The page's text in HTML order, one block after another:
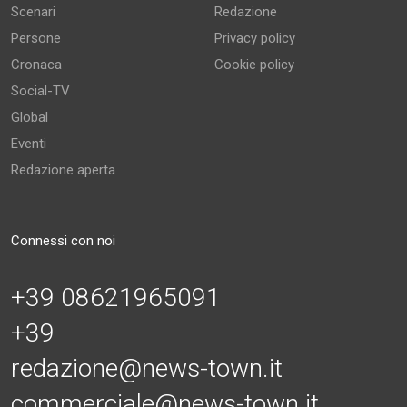
Scenari
Persone
Cronaca
Social-TV
Global
Eventi
Redazione aperta
Redazione
Privacy policy
Cookie policy
Connessi con noi
+39 08621965091
+39
redazione@news-town.it